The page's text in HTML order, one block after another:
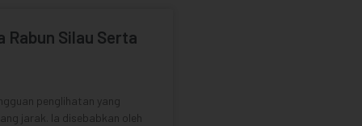
Silau Serta
penglihatan yang
jarak. Ia disebabkan oleh